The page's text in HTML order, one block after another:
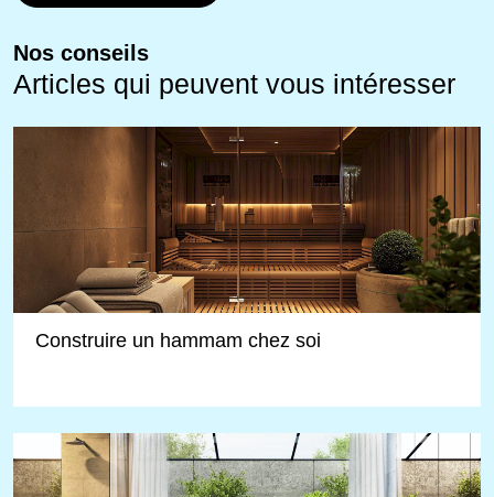
Nos conseils
Articles qui peuvent vous intéresser
Construire un hammam chez soi